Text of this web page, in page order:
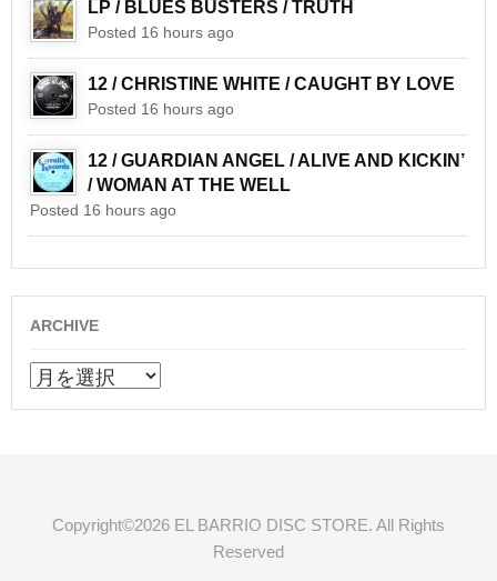
LP / BLUES BUSTERS / TRUTH
Posted 16 hours ago
12 / CHRISTINE WHITE / CAUGHT BY LOVE
Posted 16 hours ago
12 / GUARDIAN ANGEL / ALIVE AND KICKIN’
/ WOMAN AT THE WELL
Posted 16 hours ago
ARCHIVE
ARCHIVE
Copyright©2026 EL BARRIO DISC STORE. All Rights
Reserved